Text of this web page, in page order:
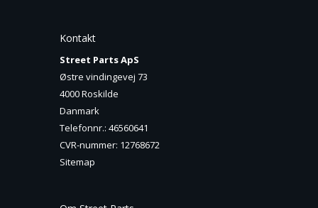
Kontakt
Street Parts ApS
Østre vindingevej 73
4000 Roskilde
Danmark
Telefonnr.: 46560641
CVR-nummer: 12768672
Sitemap